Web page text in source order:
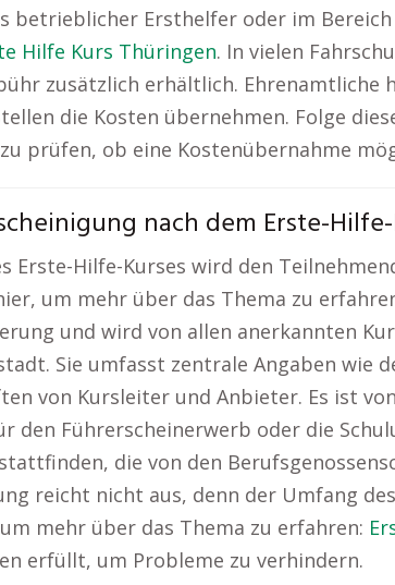
betrieblicher Ersthelfer oder im
Hilfe Kurs Thüringen. In vielen
zusätzlich erhältlich.
die Kosten übernehmen. Folge
prüfen, ob eine Kostenübernahme
nach dem Erste-
Erste-Hilfe-Kurses wird den
um mehr über das Thema zu
und wird von allen anerkannten
Sie umfasst zentrale Angaben wie
von Kursleiter und Anbieter. Es ist
den Führerscheinerwerb oder die
die von den
reicht nicht aus, denn der Umfang
mehr über das Thema zu erfahren:
erfüllt, um Probleme zu verhindern.